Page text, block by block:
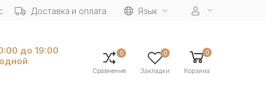
Доставка и оплата Язык
до 19:00
0
Сравнение
0
Закладки
0
Корзина